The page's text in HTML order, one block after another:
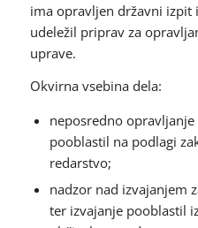
ima opravljen državni izpit
udeležil priprav za
uprave.
Okvirna vsebina dela:
neposredno
pooblastil na podlagi
redarstvo;
nadzor nad izvajanjem
ter izvajanje pooblastil